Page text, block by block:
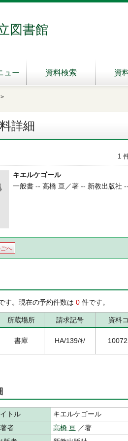
図書館
ュー 資料検索 資
>
詳細
1
キエルケゴール
一般書 -- 高橋 亘／著 -- 新教出版社
へ
す。現在の予約件数は 0 件です。
所蔵場所 請求記号 資料
書庫 HA/139/ｷ/
トル
キエルケゴール
著者
高橋 亘 ／著